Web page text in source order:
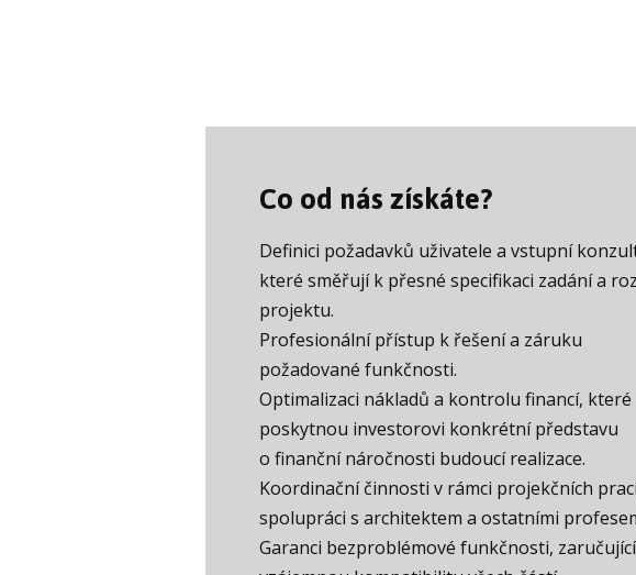
Co od nás získáte?
Definici požadavků uživatele a vstupní
které směřují k přesné specifikaci zadání a
projektu.
Profesionální přístup k řešení a záruku
požadované funkčnosti.
Optimalizaci nákladů a kontrolu financí, které
poskytnou investorovi konkrétní představu
o finanční náročnosti budoucí realizace.
Koordinační činnosti v rámci projekčních
spolupráci s architektem a ostatními
Garanci bezproblémové funkčnosti, zaručující